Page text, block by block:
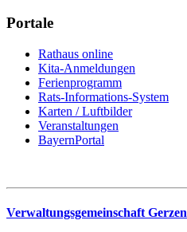
Portale
Rathaus online
Kita-Anmeldungen
Ferienprogramm
Rats-Informations-System
Karten / Luftbilder
Veranstaltungen
BayernPortal
Verwaltungsgemeinschaft Gerzen